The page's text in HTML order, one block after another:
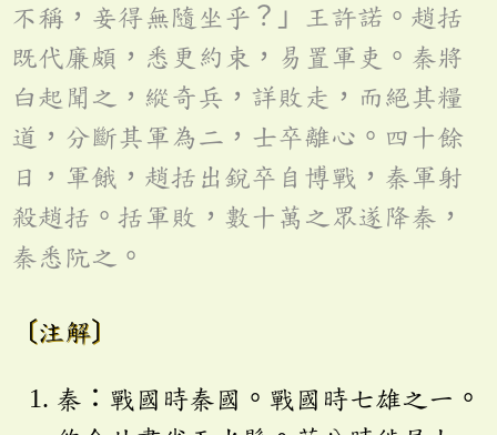
不稱，妾得無隨坐乎？」王許諾。趙括
既代廉頗，悉更約束，易置軍吏。秦將
白起聞之，縱奇兵，詳敗走，而絕其糧
道，分斷其軍為二，士卒離心。四十餘
日，軍餓，趙括出銳卒自博戰，秦軍射
殺趙括。括軍敗，數十萬之眾遂降秦，
秦悉阬之。
〔注解〕
秦：戰國時秦國。戰國時七雄之一。